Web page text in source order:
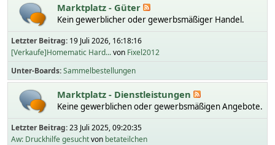
Marktplatz - Güter
Kein gewerblicher oder gewerbsmäßiger Handel.
Letzter Beitrag: 19 Juli 2026, 16:18:16
[Verkaufe]Homematic Hard...von Fixel2012
Unter-Boards Sammelbestellungen
Marktplatz - Dienstleistungen
Keine gewerblichen oder gewerbsmäßigen Angebote.
Letzter Beitrag:23 Juli 2025, 09:20:35
Aw: Druckhilfe gesuchtvon betateilchen